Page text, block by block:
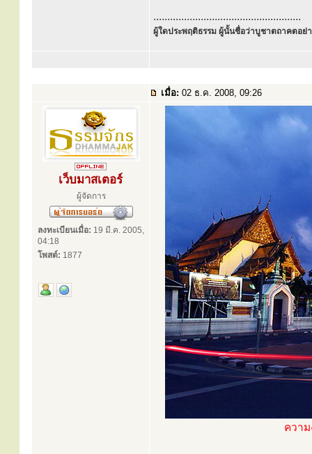
.....................................................
ผู้ใดประพฤติธรรม ผู้นั้นชื่อว่าบูชาตถาคตอย่า
เมื่อ: 02 ธ.ค. 2008, 09:26
เว็บมาสเตอร์
ผู้จัดการ
ลงทะเบียนเมื่อ: 19 มี.ค. 2005,
04:18
โพสต์: 1877
ควา